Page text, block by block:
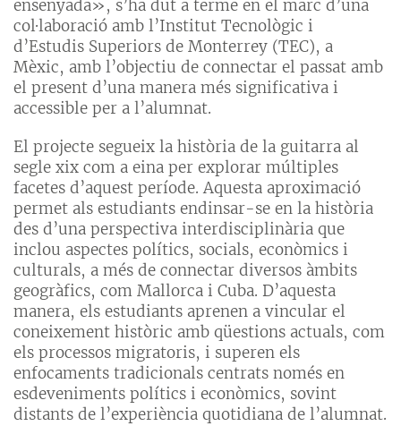
ensenyada», s’ha dut a terme en el marc d’una
col·laboració amb l’Institut Tecnològic i
d’Estudis Superiors de Monterrey (TEC), a
Mèxic, amb l’objectiu de connectar el passat amb
el present d’una manera més significativa i
accessible per a l’alumnat.
El projecte segueix la història de la guitarra al
segle xix com a eina per explorar múltiples
facetes d’aquest període. Aquesta aproximació
permet als estudiants endinsar-se en la història
des d’una perspectiva interdisciplinària que
inclou aspectes polítics, socials, econòmics i
culturals, a més de connectar diversos àmbits
geogràfics, com Mallorca i Cuba. D’aquesta
manera, els estudiants aprenen a vincular el
coneixement històric amb qüestions actuals, com
els processos migratoris, i superen els
enfocaments tradicionals centrats només en
esdeveniments polítics i econòmics, sovint
distants de l’experiència quotidiana de l’alumnat.